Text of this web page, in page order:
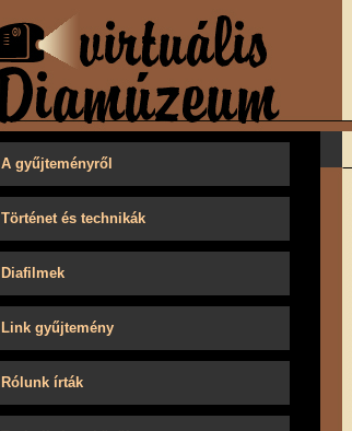
A gyűjteményről
Történet és technikák
Diafilmek
Link gyűjtemény
Rólunk írták